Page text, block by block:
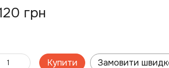
грн
Купити Замовити